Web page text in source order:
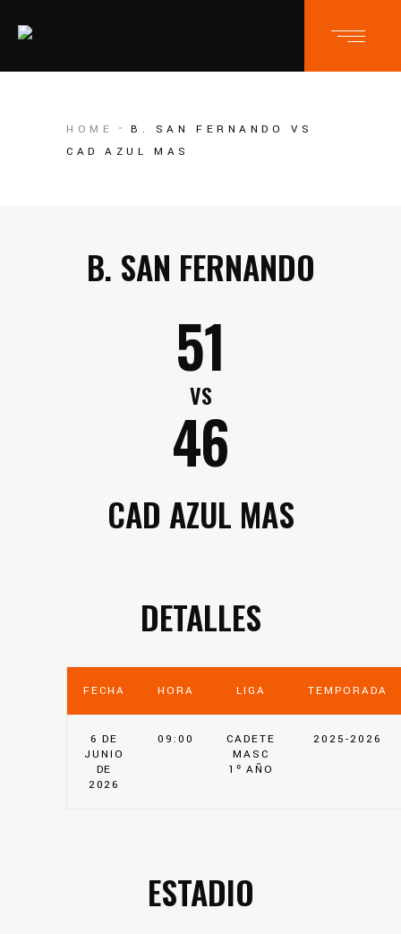
HOME
B. SAN FERNANDO VS
CAD AZUL MAS
B. SAN FERNANDO
51
VS
46
CAD AZUL MAS
DETALLES
FECHA HORA LIGA TEMPORADA
6 DE
JUNIO
DE
2026
09:00
CADETE
MASC
1º AÑO
2025-2026
ESTADIO